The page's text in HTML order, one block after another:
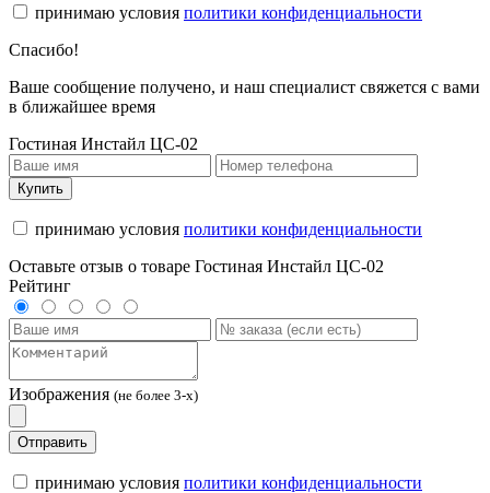
принимаю условия политики конфиденциальности
Спасибо!
Ваше сообщение получено, и наш специалист свяжется с вами
в ближайшее время
Гостиная Инстайл ЦС-02
Купить
принимаю условия политики конфиденциальности
Оставьте отзыв о товаре Гостиная Инстайл ЦС-02
Рейтинг
Изображения (не более 3-х)
Отправить
принимаю условия политики конфиденциальности